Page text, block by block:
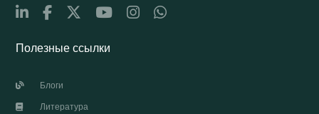
Полезные ссылки
Блоги
Литература